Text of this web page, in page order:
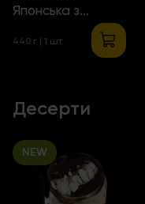
Японська з
Креветками
440 г | 1 шт
Десерти
NEW